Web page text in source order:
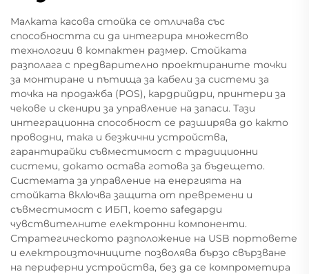
Малката касова стойка се отличава със
способността си да интегрира множество
технологии в компактен размер. Стойката
разполага с предварително проектираните точки
за монтиране и пътища за кабели за системи за
точка на продажба (POS), кардрийдри, принтери за
чекове и скенири за управление на запаси. Тази
интеграционна способност се разширява до както
проводни, така и безжични устройства,
гарантирайки съвместимост с традиционни
системи, докато остава готова за бъдещето.
Системата за управление на енергията на
стойката включва защита от превремени и
съвместимост с ИБП, което safegарди
чувствителните електронни компоненти.
Стратегическото разположение на USB портовете
и електроизточниците позволява бързо свързване
на периферни устройства, без да се компрометира